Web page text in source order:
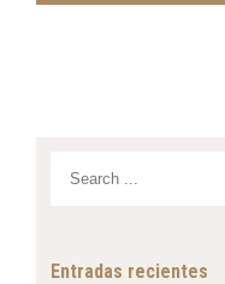
Entradas recientes